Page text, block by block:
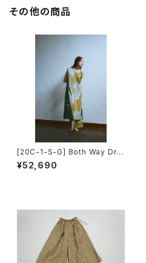
その他の商品
[20C-1-S-G] Both Way Dre
ss
¥52,690